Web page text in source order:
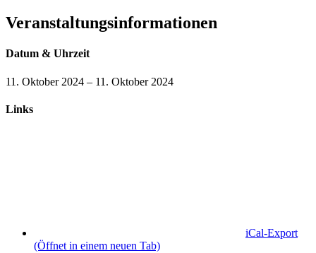
Veranstaltungsinformationen
Datum & Uhrzeit
11. Oktober 2024 – 11. Oktober 2024
Links
iCal-Export
(Öffnet in einem neuen Tab)